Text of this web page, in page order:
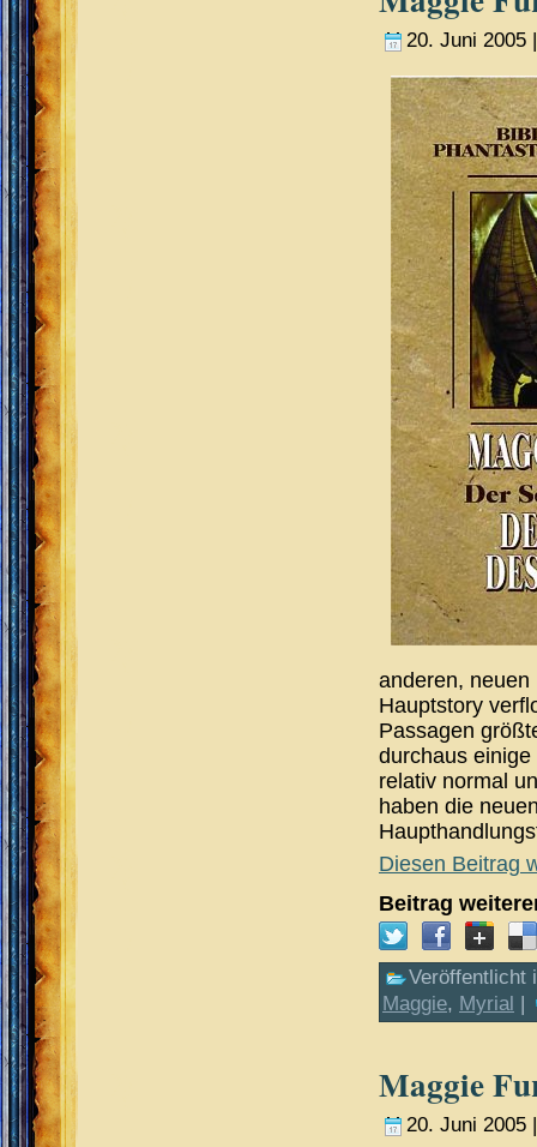
20. Juni 2005
anderen,
Hauptstory
Passagen
durchaus
relativ normal
haben die
Diesen Beitrag
Beitrag
Veröffentlicht
Maggie, Myrial
Maggie
20. Juni 2005